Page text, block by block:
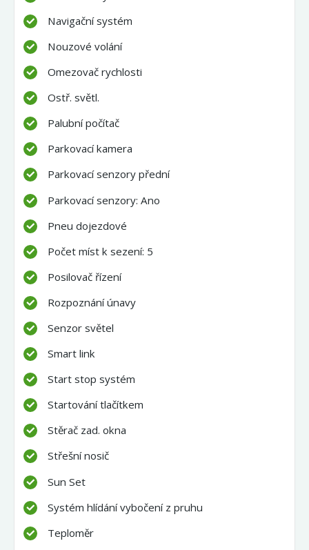
Navigační systém
Nouzové volání
Omezovač rychlosti
Ostř. světl.
Palubní počítač
Parkovací kamera
Parkovací senzory přední
Parkovací senzory: Ano
Pneu dojezdové
Počet míst k sezení: 5
Posilovač řízení
Rozpoznání únavy
Senzor světel
Smart link
Start stop systém
Startování tlačítkem
Stěrač zad. okna
Střešní nosič
Sun Set
Systém hlídání vybočení z pruhu
Teploměr